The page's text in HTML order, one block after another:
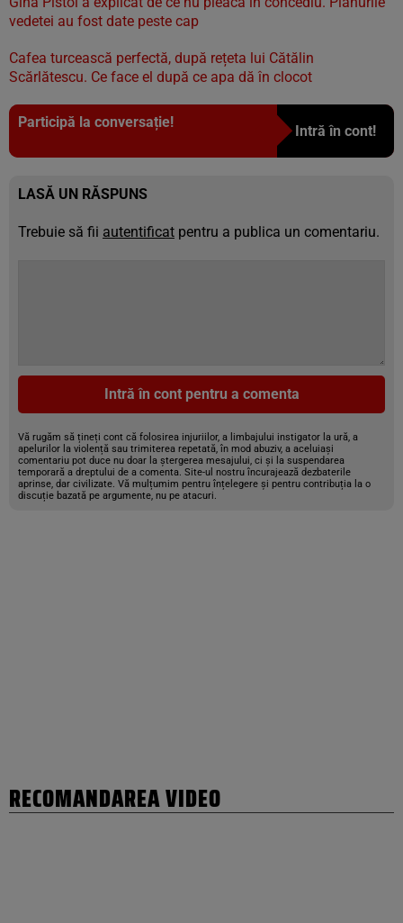
vedetei au fost date peste cap
Cafea turcească perfectă, după rețeta lui Cătălin
Scărlătescu. Ce face el după ce apa dă în clocot
Participă la conversație!
Intră în cont!
LASĂ UN RĂSPUNS
Trebuie să fii autentificat pentru a publica un comentariu.
Intră în cont pentru a comenta
Vă rugăm să țineți cont că folosirea injuriilor, a limbajului instigator la ură, a
apelurilor la violență sau trimiterea repetată, în mod abuziv, a aceluiași
comentariu pot duce nu doar la ștergerea mesajului, ci și la suspendarea
temporară a dreptului de a comenta. Site-ul nostru încurajează dezbaterile
aprinse, dar civilizate. Vă mulțumim pentru înțelegere și pentru contribuția la o
discuție bazată pe argumente, nu pe atacuri.
RECOMANDAREA VIDEO